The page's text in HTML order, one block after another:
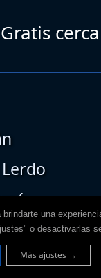
Victoria
una
o desactivarlas
Más ajustes →